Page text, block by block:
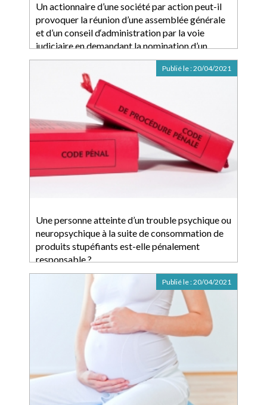
Un actionnaire d’une société par action peut-il
provoquer la réunion d’une assemblée générale
et d’un conseil d‘administration par la voie
judiciaire en demandant la nomination d’un
mandataire ad hoc ?
Une personne atteinte d’un trouble psychique ou
neuropsychique à la suite de consommation de
produits stupéfiants est-elle pénalement
responsable ?
Publié le :20/04/2021
Publié le :20/04/2021